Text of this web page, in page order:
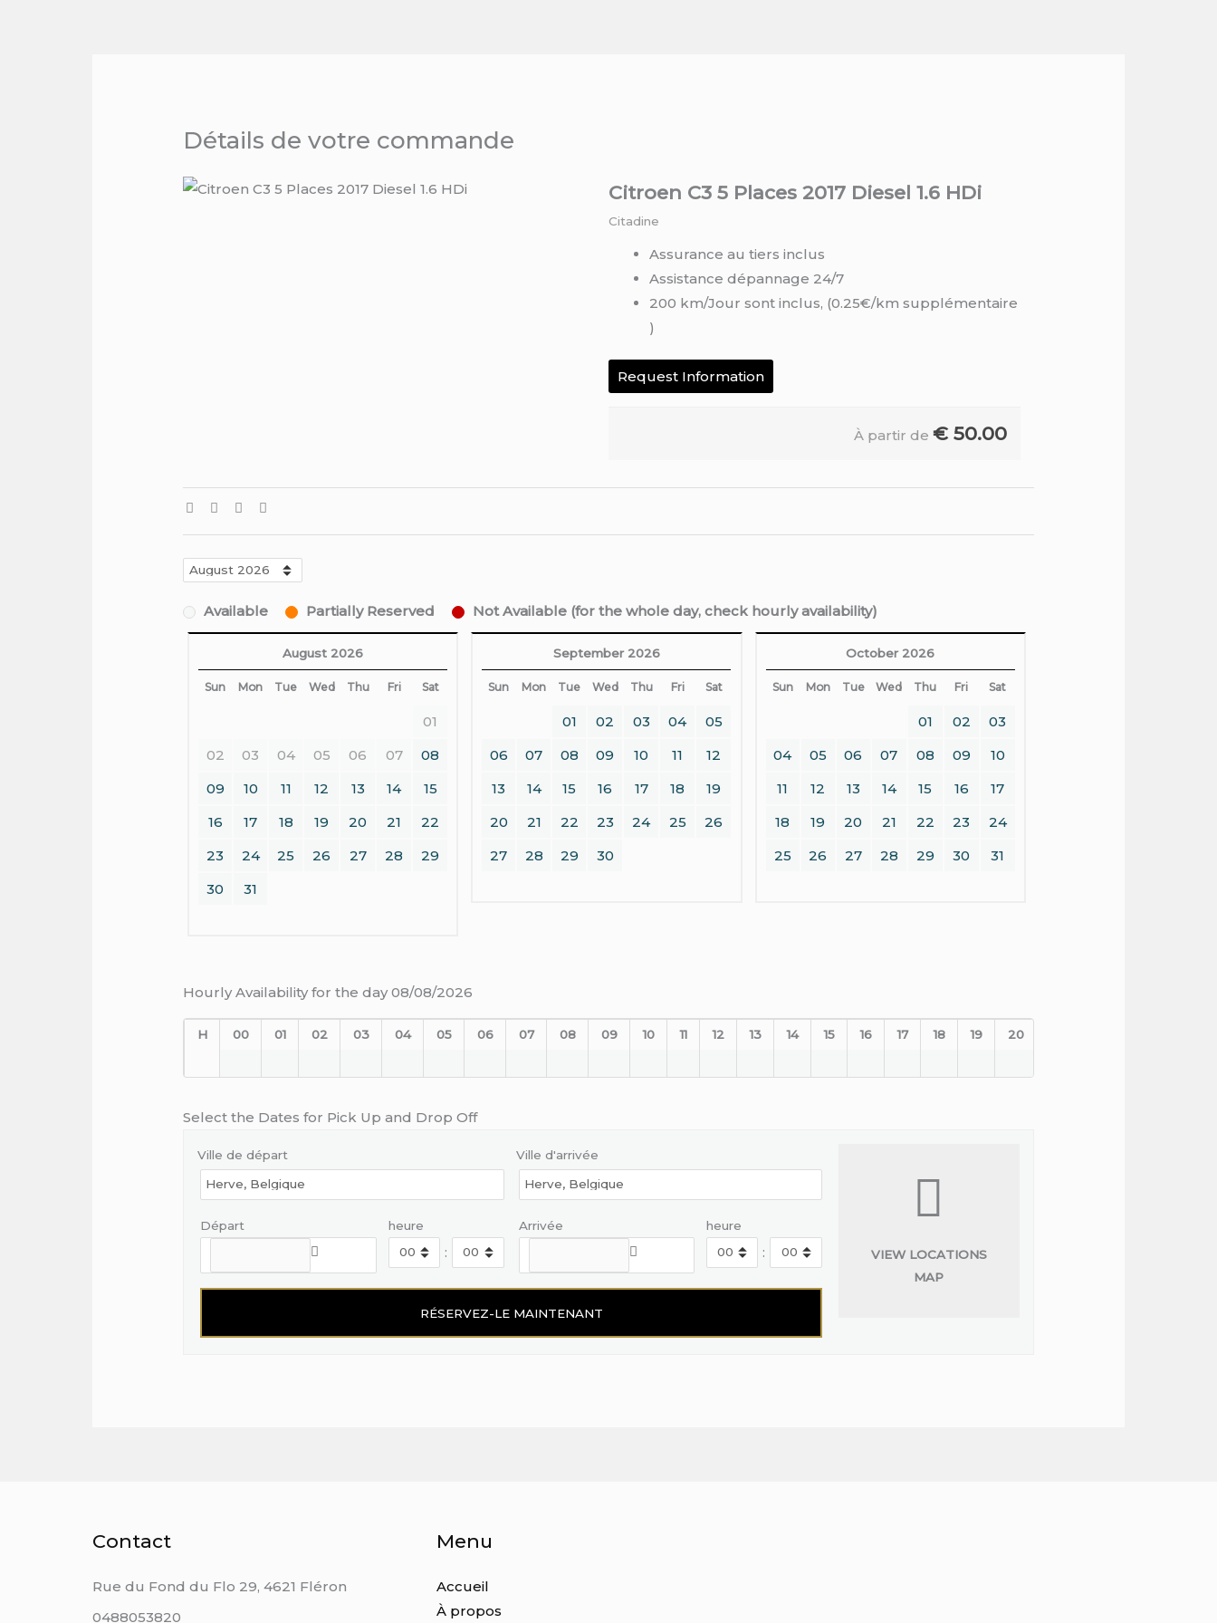
Détails de votre commande
Citroen C3 5 Places 2017 Diesel 1.6 HDi
Citadine
Assurance au tiers inclus
Assistance dépannage 24/7
200 km/Jour sont inclus, (0.25€/km supplémentaire
)
Request Information
À partir de € 50.00
Available Partially Reserved Not Available (for the whole day, check hourly availability)
August 2026
Sun Mon Tue Wed Thu Fri Sat
01
02
03 04 05 06 07
08
09
10 11 12 13 14
15
16
17 18 19 20 21
22
23
24 25 26 27 28
29
30
31
September 2026
Sun Mon Tue Wed Thu Fri Sat
01 02 03 04
05
06
07 08 09 10 11
12
13
14 15 16 17 18
19
20
21 22 23 24 25
26
27
28 29 30
October 2026
Sun Mon Tue Wed Thu Fri Sat
01 02
03
04
05 06 07 08 09
10
11
12 13 14 15 16
17
18
19 20 21 22 23
24
25
26 27 28 29 30 31
Hourly Availability for the day 08/08/2026
H 00 01 02 03 04 05 06 07 08 09 10 11 12 13 14 15 16 17 18 19 20
Select the Dates for Pick Up and Drop Off
Ville de départ Ville d'arrivée
Départ heure
:
Arrivée heure
:
VIEW LOCATIONS
MAP
Contact
Rue du Fond du Flo 29, 4621 Fléron
0488053820
Menu
Accueil
À propos